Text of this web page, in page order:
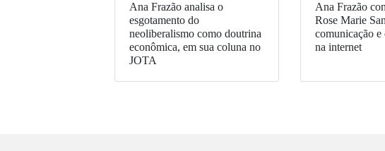
Ana Frazão analisa o
esgotamento do
neoliberalismo como doutrina
econômica, em sua coluna no
JOTA
Ana Frazão
Rose Marie
comunicação e
na internet